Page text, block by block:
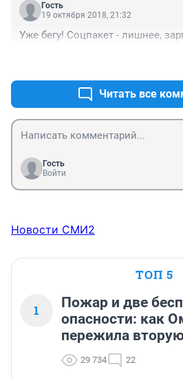
Гость
19 октября 2018, 21:32
Уже бегу! Соцпакет - лишнее,
Читать все
Гость
Войти
Новости СМИ2
ТОП 5
1
Пожар и две
опасности: как
пережила
29 734 22